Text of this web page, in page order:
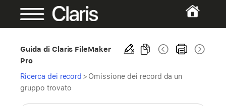
Guida di Claris FileMaker
Pro
Ricerca dei record > Omissione dei record da un
gruppo trovato